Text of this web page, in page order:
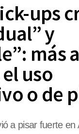
ups
y
más
uso
o de
a pisar fuerte en